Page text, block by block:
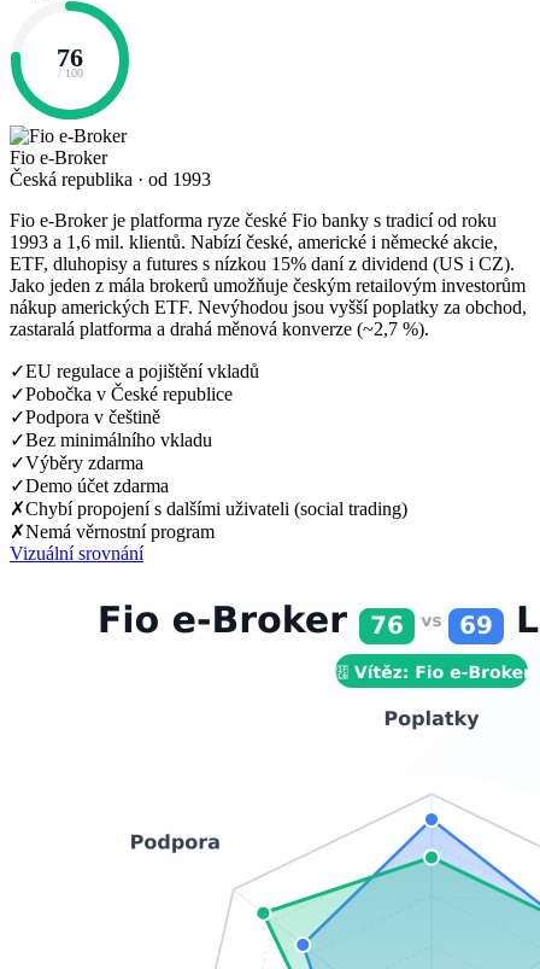
76
/ 100
Fio e-Broker
Česká republika · od 1993
Fio e-Broker je platforma ryze české Fio banky s tradicí od roku
1993 a 1,6 mil. klientů. Nabízí české, americké i německé akcie,
ETF, dluhopisy a futures s nízkou 15% daní z dividend (US i CZ).
Jako jeden z mála brokerů umožňuje českým retailovým investorům
nákup amerických ETF. Nevýhodou jsou vyšší poplatky za obchod,
zastaralá platforma a drahá měnová konverze (~2,7 %).
✓EU regulace a pojištění vkladů
✓Pobočka v České republice
✓Podpora v češtině
✓Bez minimálního vkladu
✓Výběry zdarma
✓Demo účet zdarma
✗Chybí propojení s dalšími uživateli (social trading)
✗Nemá věrnostní program
Vizuální srovnání